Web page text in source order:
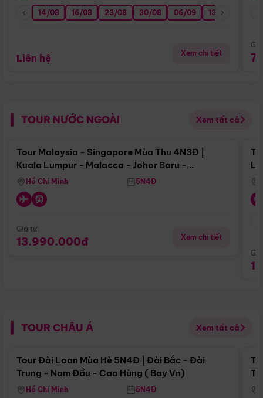
14/08 16/08 23/08 30/08 06/09 13/09
Liên hệ Xem chi tiết
TOUR NƯỚC NGOÀI Xem tất cả
Điểm nổi bật
Tour Malaysia - Singapore Mùa Thu 4N3Đ |
Kuala Lumpur - Malacca - Johor Baru -
Singapore
Hồ Chí Minh 5N4Đ
Giá từ:
13.990.000đ Xem chi tiết
TOUR CHÂU Á Xem tất cả
Điểm nổi bật
Tour Đài Loan Mùa Hè 5N4Đ | Đài Bắc - Đài
Trung - Nam Đầu - Cao Hùng ( Bay Vn)
Hồ Chí Minh 5N4Đ